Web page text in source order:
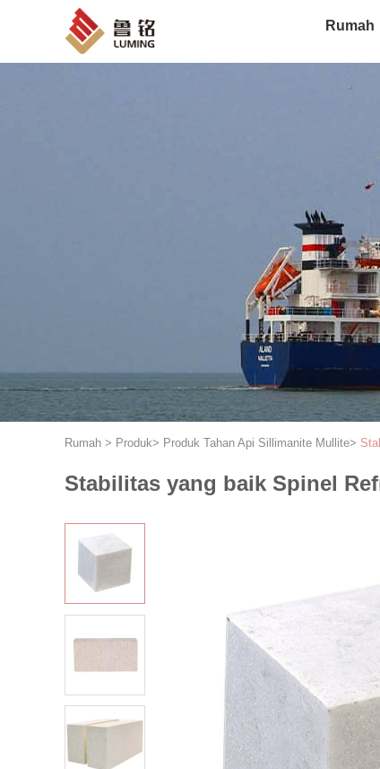
Rumah
Rumah > Produk> Produk Tahan Api Sillimanite Mullite>
Stabilitas yang baik Spinel